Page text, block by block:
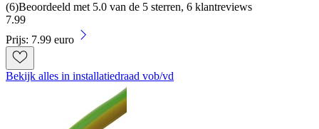
(6)Beoordeeld met 5.0 van de 5 sterren, 6 klantreviews
7.99
Prijs: 7.99 euro
Bekijk alles in installatiedraad vob/vd